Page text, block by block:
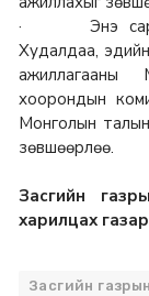
· Энэ сарын
Худалдаа,
ажиллагааны
хоорондын
Монголын
зөвшөөрлөө.
Засгийн
харилцах газар
Засгийн